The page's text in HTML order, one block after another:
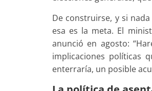
De construirse, y si
esa es la meta. El
anunció en agosto:
implicaciones políticas
enterraría, un posible